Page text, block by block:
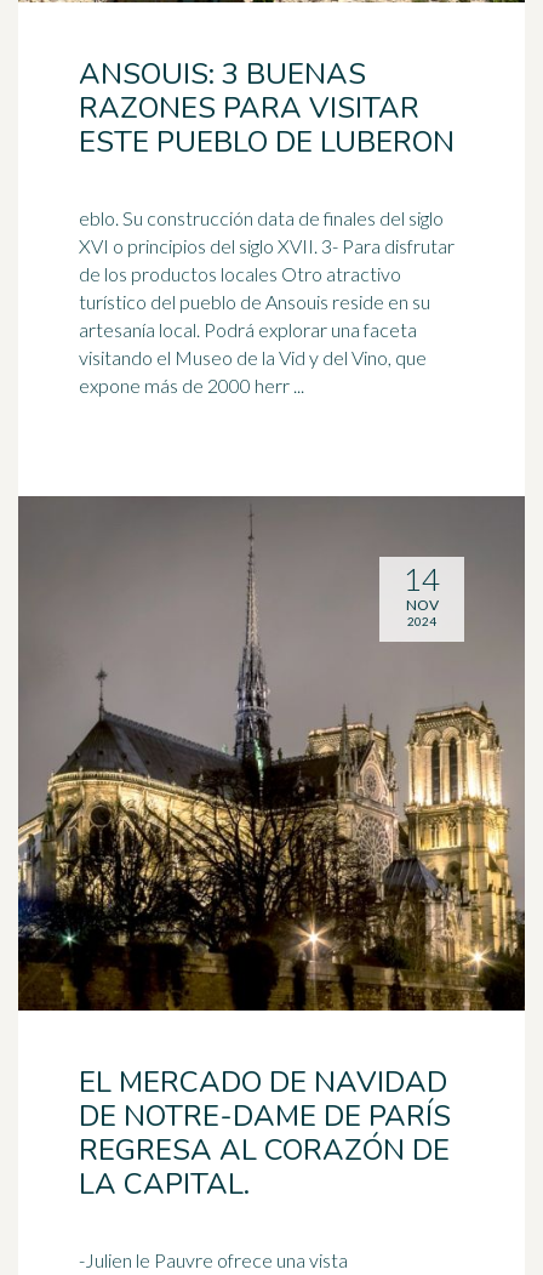
ANSOUIS: 3 BUENAS
RAZONES PARA VISITAR
ESTE PUEBLO DE LUBERON
eblo. Su construcción data de finales del siglo
XVI o principios del siglo XVII. 3- Para disfrutar
de los productos locales Otro atractivo
turístico del pueblo de Ansouis reside en su
artesanía local. Podrá explorar una faceta
visitando el Museo de la Vid y del Vino, que
expone más de 2000 herr ...
EL MERCADO DE NAVIDAD
DE NOTRE-DAME DE PARÍS
REGRESA AL CORAZÓN DE
LA CAPITAL.
-Julien le Pauvre ofrece una vista
14
NOV
2024